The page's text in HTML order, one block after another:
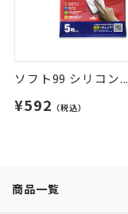
ソフト99 シリコン...
¥592 （税込）
商品一覧